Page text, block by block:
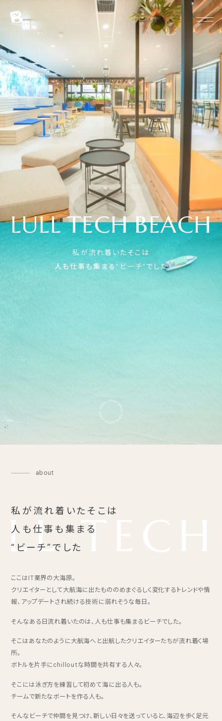
LULL TECH BEACH
私が流れ着いたそこは
人も仕事も集まる"ビーチ"でした
about
私が流れ着いたそこは
人も仕事も集まる
“ビーチ”でした
ここはIT業界の大海原。
クリエイターとして大航海に出たもののめまぐるしく変化するトレンドや情
報、アップデートされ続ける技術に溺れそうな毎日。
そんなある日流れ着いたのは、人も仕事も集まるビーチでした。
そこはあなたのように大航海へと出航したクリエイターたちが流れ着く場
所。
ボトルを片手にchilloutな時間を共有する人々。
そこには泳ぎ方を練習して初めて海に出る人も。
チームで新たなボートを作る人も。
そんなビーチで仲間を見つけ、新しい日々を送っていると、海辺を歩く足元
HOW TO USE
ACCESS
CONTACT
SPECIAL THANKS
プライバシーポリシー
ご利用規約
特定商取引法に基づく表示
会員登録を頂く個人情報の取り扱い
について
運営会社
X Instagram